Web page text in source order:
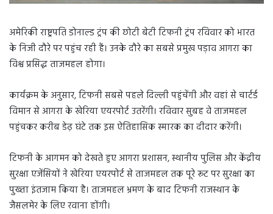
अमेरिकी राष्ट्रपति डोनाल्ड ट्रंप की छोटी बेटी टिफनी ट्रंप रविवार को भारत
के निजी दौरे पर पहुंच रही हैं। उनके दौरे का सबसे प्रमुख पड़ाव आगरा का
विश्व प्रसिद्ध ताजमहल होगा।
कार्यक्रम के अनुसार, टिफनी सबसे पहले दिल्ली पहुंचेंगी और वहां से चार्टर्ड
विमान से आगरा के खेरिया एयरपोर्ट उतरेंगी। रविवार सुबह वे ताजमहल
पहुंचकर करीब डेढ़ घंटे तक इस ऐतिहासिक स्मारक का दीदार करेंगी।
टिफनी के आगमन को देखते हुए आगरा प्रशासन, स्थानीय पुलिस और केंद्रीय
सुरक्षा एजेंसियों ने खेरिया एयरपोर्ट से ताजमहल तक पूरे रूट पर सुरक्षा का
पुख्ता इंतजाम किया है। ताजमहल भ्रमण के बाद टिफनी राजस्थान के
जैसलमेर के लिए रवाना होंगी।